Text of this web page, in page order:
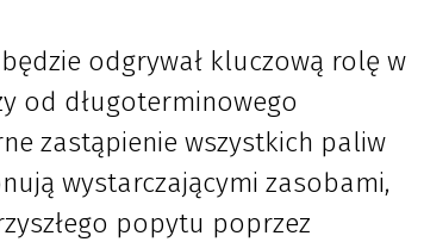
odgrywał kluczową rolę w
od długoterminowego
zastąpienie wszystkich paliw
wystarczającymi zasobami,
popytu poprzez